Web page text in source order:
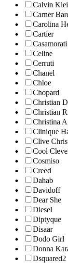
Calvin
Carner
Carolina
Cartier
Casamorati
Celine
Cerruti
Chanel
Chloe
Chopard
Christian
Christian
Christina
Clinique
Clive
Cool
Cosmiso
Creed
Dahab
Davidoff
Dear She
Diesel
Diptyque
Disaar
Dodo Girl
Donna
Dsquared2